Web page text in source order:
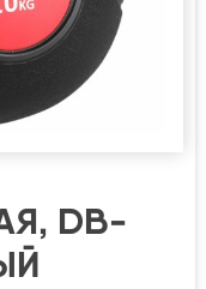
DB-